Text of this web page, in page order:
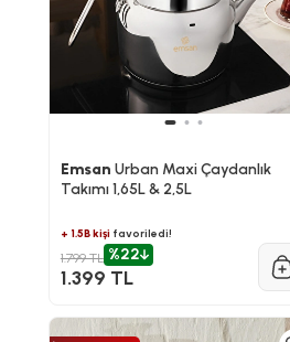
Emsan Urban Maxi Çaydanlık
Takımı 1,65L & 2,5L
+ 1.5B kişifavoriledi!
1.799 TL %22
1.399 TL